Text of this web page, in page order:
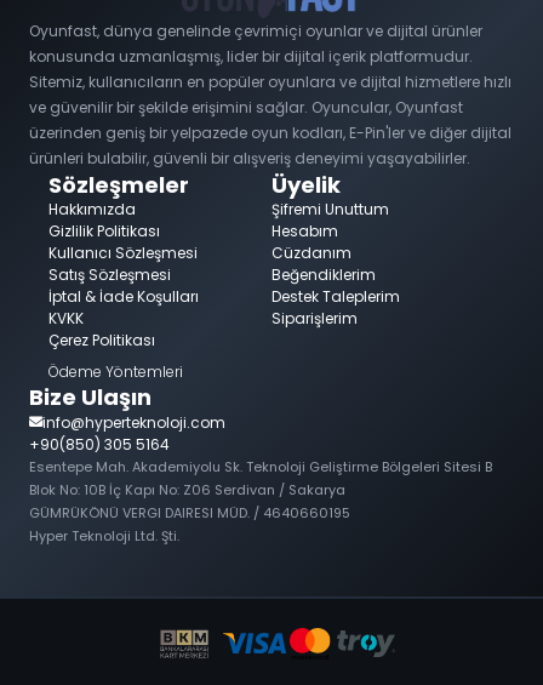
Oyunfast, dünya genelinde çevrimiçi oyunlar ve dijital ürünler
konusunda uzmanlaşmış, lider bir dijital içerik platformudur.
Sitemiz, kullanıcıların en popüler oyunlara ve dijital hizmetlere hızlı
ve güvenilir bir şekilde erişimini sağlar. Oyuncular, Oyunfast
üzerinden geniş bir yelpazede oyun kodları, E-Pin'ler ve diğer dijital
ürünleri bulabilir, güvenli bir alışveriş deneyimi yaşayabilirler.
Sözleşmeler
Hakkımızda
Gizlilik Politikası
Kullanıcı Sözleşmesi
Satış Sözleşmesi
İptal & İade Koşulları
KVKK
Çerez Politikası
Ödeme Yöntemleri
Üyelik
Şifremi Unuttum
Hesabım
Cüzdanım
Beğendiklerim
Destek Taleplerim
Siparişlerim
Bize Ulaşın
info@hyperteknoloji.com
+90(850) 305 5164
Esentepe Mah. Akademiyolu Sk. Teknoloji Geliştirme Bölgeleri Sitesi B
Blok No: 10B İç Kapı No: Z06 Serdivan / Sakarya
GÜMRÜKÖNÜ VERGI DAIRESI MÜD. / 4640660195
Hyper Teknoloji Ltd. Şti.